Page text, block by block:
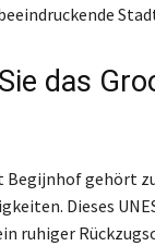
das
Begijnhof gehört
Dieses
ruhiger